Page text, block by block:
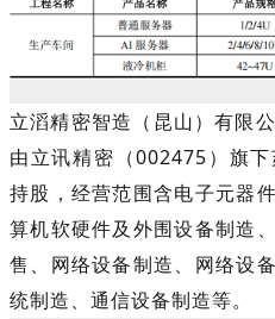
立滔精密智造（昆山）有限
由立讯精密（002475） 旗
持股， 经营范围含电子元器
算机软硬件及外围设备制造
售、网络设备制造、网络设
统制造、通信设备制造等。